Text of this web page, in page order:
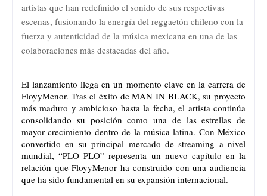
artistas que han redefinido el sonido de sus respectivas
escenas, fusionando la energía del reggaetón chileno con la
fuerza y autenticidad de la música mexicana en una de las
colaboraciones más destacadas del año.
El lanzamiento llega en un momento clave en la carrera de
FloyyMenor. Tras el éxito de MAN IN BLACK, su proyecto
más maduro y ambicioso hasta la fecha, el artista continúa
consolidando su posición como una de las estrellas de
mayor crecimiento dentro de la música latina. Con México
convertido en su principal mercado de streaming a nivel
mundial, “PLO PLO” representa un nuevo capítulo en la
relación que FloyyMenor ha construido con una audiencia
que ha sido fundamental en su expansión internacional.